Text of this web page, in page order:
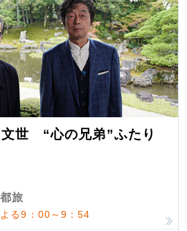
世 “心の兄弟”ふたり
旅
る9：00～9：54